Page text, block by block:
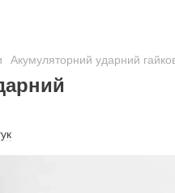
Акумуляторний ударний